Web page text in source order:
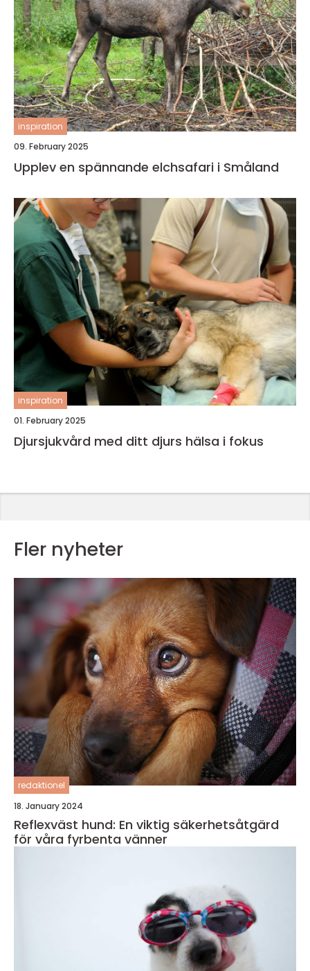
inspiration
09. February 2025
Upplev en spännande elchsafari i Småland
inspiration
01. February 2025
Djursjukvård med ditt djurs hälsa i fokus
Fler nyheter
redaktionel
18. January 2024
Reflexväst hund: En viktig säkerhetsåtgärd
för våra fyrbenta vänner